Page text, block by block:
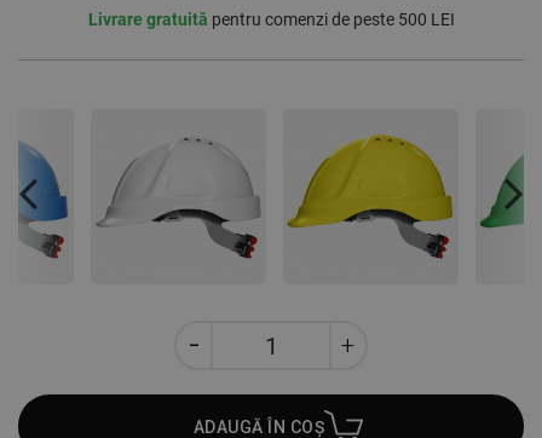
Livrare gratuită pentru comenzi de peste 500 LEI
Previous
ADAUGĂ ÎN COȘ